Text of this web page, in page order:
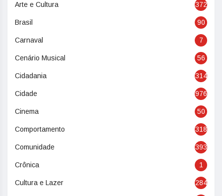
Arte e Cultura 372
Brasil 90
Carnaval 7
Cenário Musical 56
Cidadania 314
Cidade 976
Cinema 50
Comportamento 318
Comunidade 393
Crônica 1
Cultura e Lazer 284